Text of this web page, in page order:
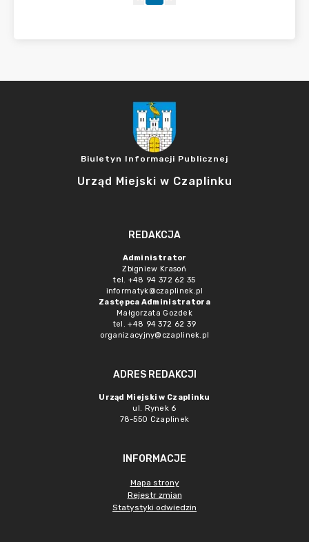
Biuletyn Informacji Publicznej
Urząd Miejski w Czaplinku
REDAKCJA
Administrator
Zbigniew Krasoń
tel. +48 94 372 62 35
informatyk@czaplinek.pl
Zastępca Administratora
Małgorzata Gozdek
tel. +48 94 372 62 39
organizacyjny@czaplinek.pl
ADRES REDAKCJI
Urząd Miejski w Czaplinku
ul. Rynek 6
78-550 Czaplinek
INFORMACJE
Mapa strony
Rejestr zmian
Statystyki odwiedzin